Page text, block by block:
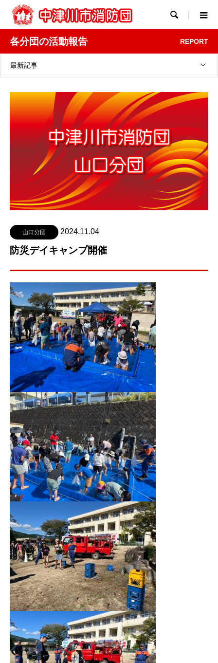

各分団の活動報告 REPORT
最新記事
山口分団 2024.11.04
防災デイキャンプ開催